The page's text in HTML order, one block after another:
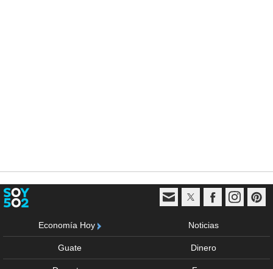
Economía Hoy Noticias
Guate Dinero